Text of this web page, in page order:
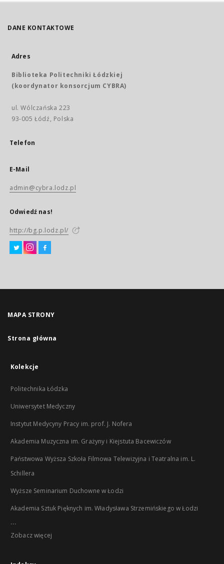
DANE KONTAKTOWE
Adres
Biblioteka Politechniki Łódzkiej
(koordynator konsorcjum CYBRA)
ul. Wólczańska 223
93-005 Łódź, Polska
Telefon
E-Mail
admin@cybra.lodz.pl
Odwiedź nas!
http://bg.p.lodz.pl/
MAPA STRONY
Strona główna
Kolekcje
Politechnika Łódzka
Uniwersytet Medyczny
Instytut Medycyny Pracy im. prof. J. Nofera
Akademia Muzyczna im. Grażyny i Kiejstuta Bacewiczów
Państwowa Wyższa Szkoła Filmowa Telewizyjna i Teatralna im. L.
Schillera
Wyższe Seminarium Duchowne w Łodzi
Akademia Sztuk Pięknych im. Władysława Strzemińskiego w Łodzi
...
Zobacz więcej